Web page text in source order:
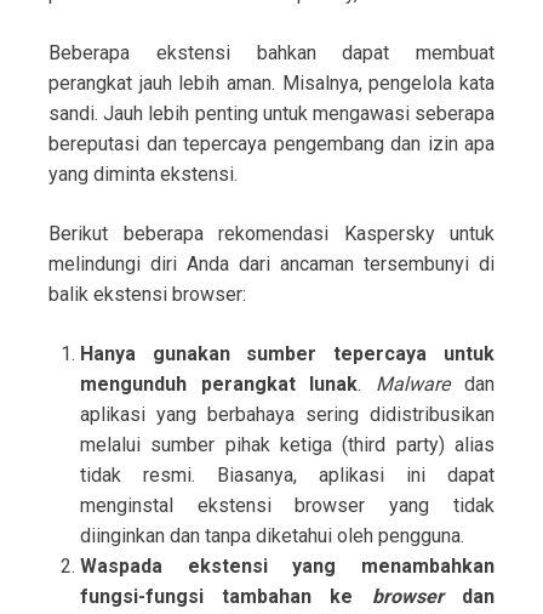
Beberapa ekstensi bahkan dapat membuat
perangkat jauh lebih aman. Misalnya, pengelola kata
sandi. Jauh lebih penting untuk mengawasi seberapa
bereputasi dan tepercaya pengembang dan izin apa
yang diminta ekstensi.
Berikut beberapa rekomendasi Kaspersky untuk
melindungi diri Anda dari ancaman tersembunyi di
balik ekstensi browser:
Hanya gunakan sumber tepercaya untuk
mengunduh perangkat lunak. Malwaredan
aplikasi yang berbahaya sering didistribusikan
melalui sumber pihak ketiga (third party) alias
tidak resmi. Biasanya, aplikasi ini dapat
menginstal ekstensi browser yang tidak
diinginkan dan tanpa diketahui oleh pengguna.
Waspada ekstensi yang menambahkan
fungsi-fungsi tambahan ke browserdan